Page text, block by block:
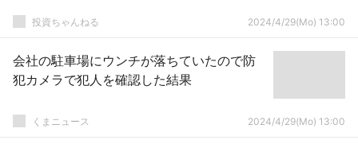
投資ちゃんねる 2024/4/29(Mo) 13:00
会社の駐車場にウンチが落ちていたので防
犯カメラで犯人を確認した結果
くまニュース 2024/4/29(Mo) 13:00